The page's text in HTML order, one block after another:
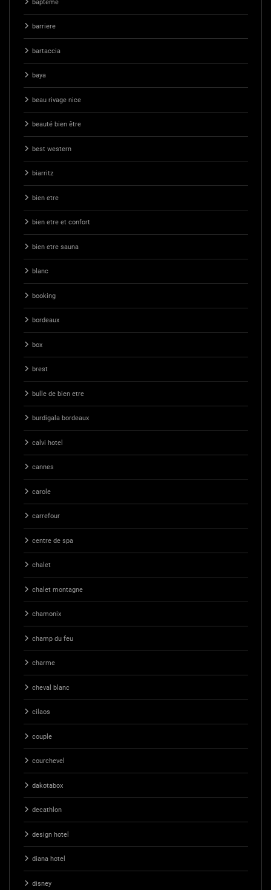
bapteme
barriere
bartaccia
baya
beau rivage nice
beauté bien être
best western
biarritz
bien etre
bien etre et confort
bien etre sauna
blanc
booking
bordeaux
box
brest
bulle de bien etre
burdigala bordeaux
calvi hotel
cannes
carole
carrefour
centre de spa
chalet
chalet montagne
chamonix
champ du feu
charme
cheval blanc
cilaos
couple
courchevel
dakotabox
decathlon
design hotel
diana hotel
disney